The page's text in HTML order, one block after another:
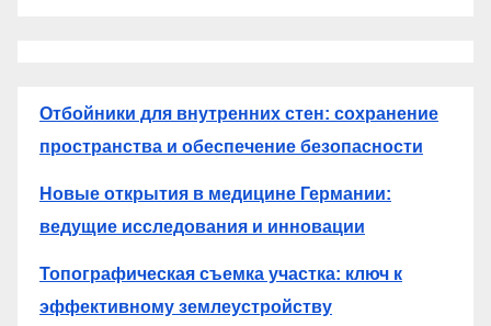
Отбойники для внутренних стен: сохранение
пространства и обеспечение безопасности
Новые открытия в медицине Германии:
ведущие исследования и инновации
Топографическая съемка участка: ключ к
эффективному землеустройству